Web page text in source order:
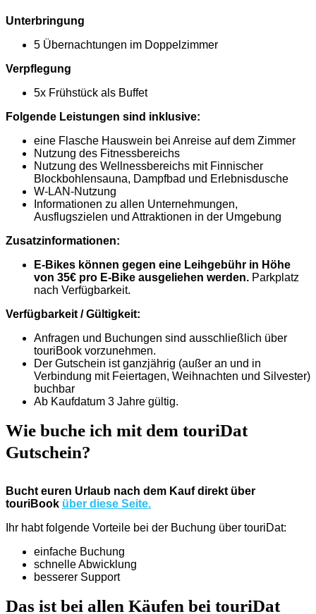
Unterbringung
5 Übernachtungen im Doppelzimmer
Verpflegung
5x Frühstück als Buffet
Folgende Leistungen sind inklusive:
eine Flasche Hauswein bei Anreise auf dem Zimmer
Nutzung des Fitnessbereichs
Nutzung des Wellnessbereichs mit Finnischer
Blockbohlensauna, Dampfbad und Erlebnisdusche
W-LAN-Nutzung
Informationen zu allen Unternehmungen,
Ausflugszielen und Attraktionen in der Umgebung
Zusatzinformationen:
E-Bikes können gegen eine Leihgebühr in Höhe
von 35€ pro E-Bike ausgeliehen werden. Parkplatz
nach Verfügbarkeit.
Verfügbarkeit / Gültigkeit:
Anfragen und Buchungen sind ausschließlich über
touriBook vorzunehmen.
Der Gutschein ist ganzjährig (außer an und in
Verbindung mit Feiertagen, Weihnachten und Silvester)
buchbar
Ab Kaufdatum 3 Jahre gültig.
Wie buche ich mit dem touriDat
Gutschein?
Bucht euren Urlaub nach dem Kauf direkt über
touriBook über diese Seite.
Ihr habt folgende Vorteile bei der Buchung über touriDat:
einfache Buchung
schnelle Abwicklung
besserer Support
Das ist bei allen Käufen bei touriDat